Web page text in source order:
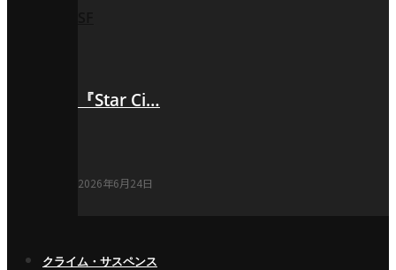
『Star Ci…
2026年6月24日
クライム・サスペンス